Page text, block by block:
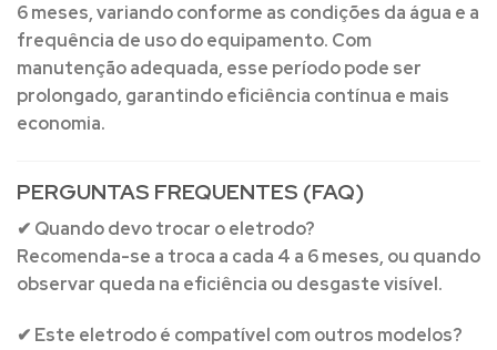
6 meses, variando conforme as condições da água e a
frequência de uso do equipamento. Com
manutenção adequada, esse período pode ser
prolongado, garantindo eficiência contínua e mais
economia.
PERGUNTAS FREQUENTES (FAQ)
✔ Quando devo trocar o eletrodo?
Recomenda-se a troca a cada 4 a 6 meses, ou quando
observar queda na eficiência ou desgaste visível.
✔ Este eletrodo é compatível com outros modelos?